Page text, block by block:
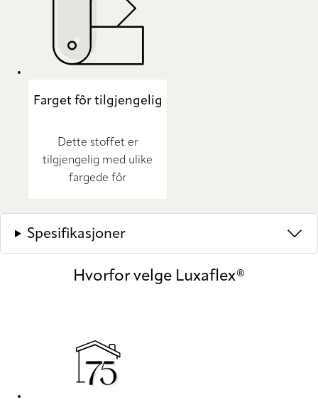
Farget fôr tilgjengelig
Dette stoffet er
tilgjengelig med ulike
fargede fôr
Spesifikasjoner
Hvorfor velge Luxaflex®